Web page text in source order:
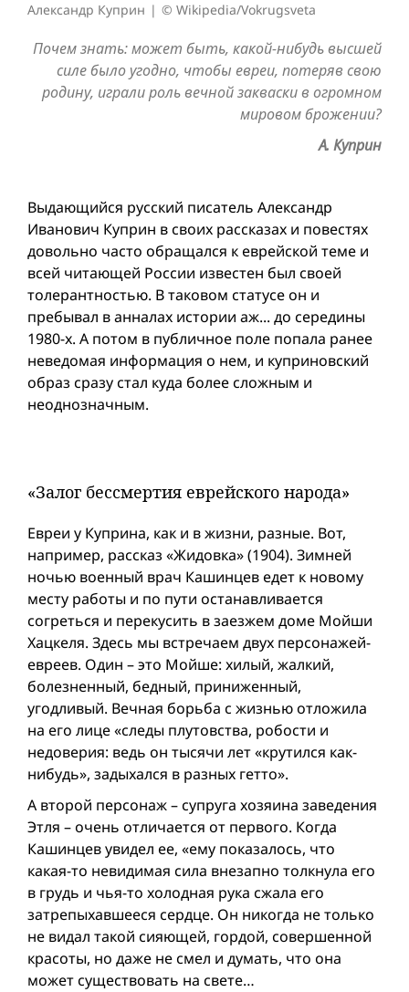
Александр Куприн © Wikipedia/Vokrugsveta
Почем знать: может быть, какой-нибудь высшей
силе было угодно, чтобы евреи, потеряв свою
родину, играли роль вечной закваски в огромном
мировом брожении?
А. Куприн
Выдающийся русский писатель Александр
Иванович Куприн в своих рассказах и повестях
довольно часто обращался к еврейской теме и
всей читающей России известен был своей
толерантностью. В таковом статусе он и
пребывал в анналах истории аж... до середины
1980-х. А потом в публичное поле попала ранее
неведомая информация о нем, и куприновский
образ сразу стал куда более сложным и
неоднозначным.
«Залог бессмертия еврейского народа»
Евреи у Куприна, как и в жизни, разные. Вот,
например, рассказ «Жидовка» (1904). Зимней
ночью военный врач Кашинцев едет к новому
месту работы и по пути останавливается
согреться и перекусить в заезжем доме Мойши
Хацкеля. Здесь мы встречаем двух персонажей-
евреев. Один – это Мойше: хилый, жалкий,
болезненный, бедный, приниженный,
угодливый. Вечная борьба с жизнью отложила
на его лице «следы плутовства, робости и
недоверия: ведь он тысячи лет «крутился как-
нибудь», задыхался в разных гетто».
А второй персонаж – супруга хозяина заведения
Этля – очень отличается от первого. Когда
Кашинцев увидел ее, «ему показалось, что
какая-то невидимая сила внезапно толкнула его
в грудь и чья-то холодная рука сжала его
затрепыхавшееся сердце. Он никогда не только
не видал такой сияющей, гордой, совершенной
красоты, но даже не смел и думать, что она
может существовать на свете…